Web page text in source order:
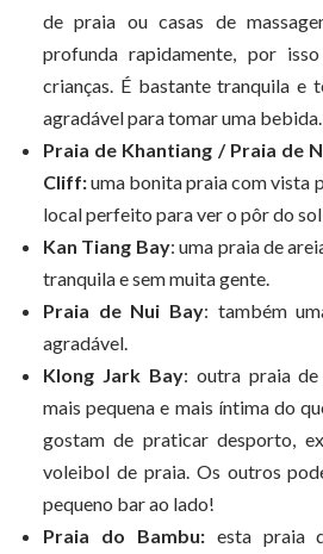
de praia ou casas de
profunda rapidamente, por
crianças. É bastante tranquila e
agradável para tomar uma bebida.
Praia de Khantiang / Praia de
Cliff:uma bonita praia com vista
local perfeito para ver o pôr do
Kan Tiang Bay: uma praia de
tranquila e sem muita gente.
Praia de Nui Bay: também
agradável.
Klong Jark Bay: outra praia de
mais pequena e mais íntima do
gostam de praticar desporto,
voleibol de praia. Os outros
pequeno bar ao lado!
Praia do Bambu:esta praia